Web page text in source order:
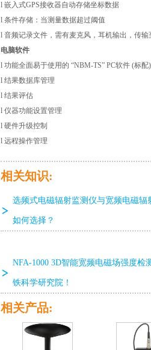
l 嵌入式GPS接收器自动存储坐标数据
l 条件存储：当测量数据超过阈值
l 音频记录文件，需有麦克风，耳机输出，传输
电脑软件
l 功能全面易于使用的 “NBM-TS” PC软件 (标配
l 结果数据库管理
l 结果评估
l 仪器功能设置管理
l 硬件升级控制
l 远程操作管理
相关知识:
选频式电磁辐射监测仪与宽频电磁辐
如何选择？
NFA-1000 3D智能宽频电磁场强度检
铁科学研究院！
相关产品: